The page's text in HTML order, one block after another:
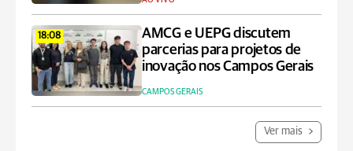
18:08
AMCG e UEPG discutem
parcerias para projetos de
inovação nos Campos Gerais
CAMPOS GERAIS
Ver mais